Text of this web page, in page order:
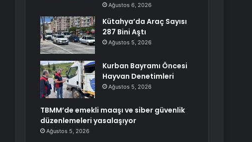
Ağustos 6, 2026
Kütahya’da Araç Sayısı
287 Bini Aştı
Ağustos 5, 2026
Kurban Bayramı Öncesi
Hayvan Denetimleri
Ağustos 5, 2026
TBMM’de emekli maaşı ve siber güvenlik
düzenlemeleri yasalaşıyor
Ağustos 5, 2026